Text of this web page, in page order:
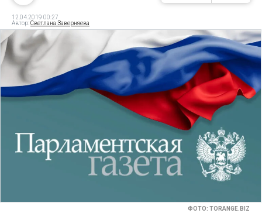
12.04.2019 00:27
Автор:Светлана Заверняева
ФОТО: TORANGE.BIZ